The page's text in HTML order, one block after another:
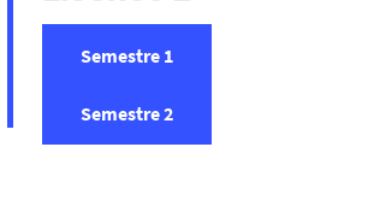
Semestre 1
Semestre 2